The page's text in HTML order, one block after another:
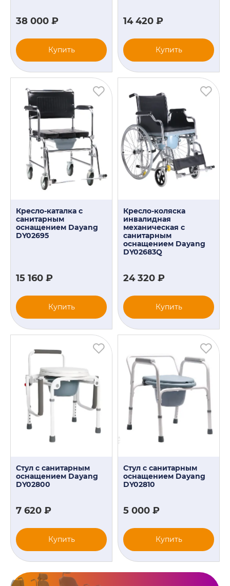
38 000 ₽
Купить
14 420 ₽
Купить
Кресло-каталка с
санитарным
оснащением Dayang
DY02695
15 160 ₽
Купить
Кресло-коляска
инвалидная
механическая с
санитарным
оснащением Dayang
DY02683Q
24 320 ₽
Купить
Стул с санитарным
оснащением Dayang
DY02800
7 620 ₽
Купить
Стул с санитарным
оснащением Dayang
DY02810
5 000 ₽
Купить